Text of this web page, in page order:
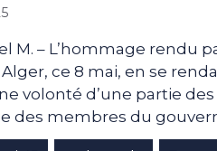
M. – L’hommage rendu
ce 8 mai, en se
volonté d’une partie
des membres du